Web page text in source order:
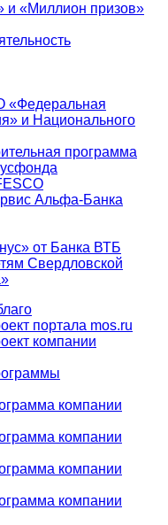
и «Миллион призов»
«Федеральная
и Национального
программа
Альфа-Банка
от Банка ВТБ
Свердловской
портала mos.ru
компании
компании
компании
компании
компании